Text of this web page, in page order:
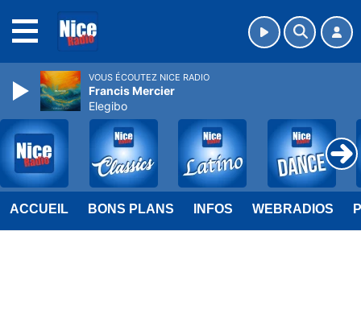
ACCUEIL BONS PLANS INFOS WEBRADIOS
VOUS ÉCOUTEZ NICE RADIO
Francis Mercier
Elegibo